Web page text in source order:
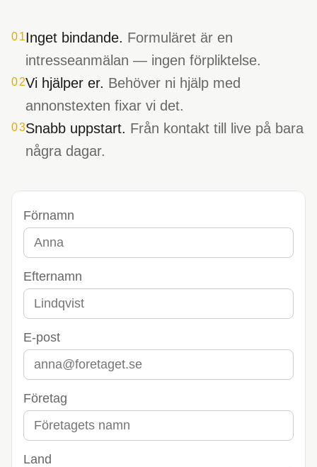
01Inget bindande. Formuläret är en
intresseanmälan — ingen förpliktelse.
02Vi hjälper er. Behöver ni hjälp med
annonstexten fixar vi det.
03Snabb uppstart. Från kontakt till live på bara
några dagar.
Förnamn
Efternamn
E-post
Företag
Land